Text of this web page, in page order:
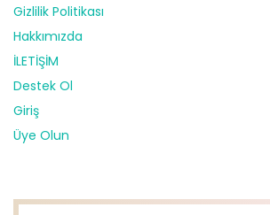
Gizlilik Politikası
Hakkımızda
İLETİŞİM
Destek Ol
Giriş
Üye Olun